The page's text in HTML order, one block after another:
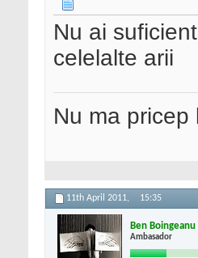
Nu ai
celelalte arii
Nu ma
11th April 2011, 15:35
Ben Boingeanu
Ambasador